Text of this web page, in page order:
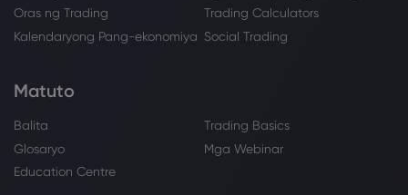
Oras ng Trading
Trading Calculators
Kalendaryong Pang-ekonomiya Social Trading
Matuto
Balita
Trading Basics
Glosaryo
Mga Webinar
Education Centre